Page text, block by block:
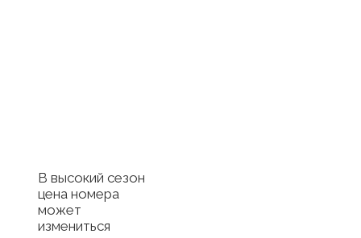
В высокий сезон
цена номера
может
измениться